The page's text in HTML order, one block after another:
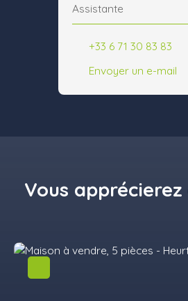
Assistante
+33 6 71 30 83 83
Envoyer un e-mail
Vous apprécierez